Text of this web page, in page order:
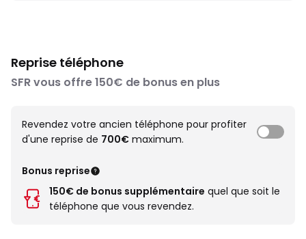
Reprise téléphone
SFR vous offre 150€ de bonus en plus
Revendez votre ancien téléphone pour profiter
d'une reprise de 700€ maximum.
Bonus reprise
150€ de bonus supplémentaire quel que soit le
téléphone que vous revendez.